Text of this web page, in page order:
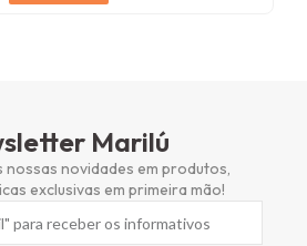
Marilú
nossas novidades em produtos,
exclusivas em primeira mão!